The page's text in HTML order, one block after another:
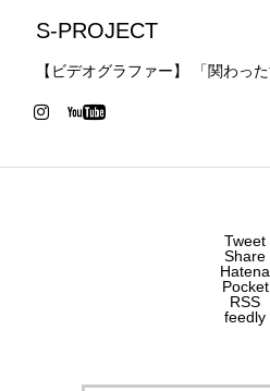
S-PROJECT
【ビデオグラファー】 「関わっ
Tweet
Share
Hatena
Pocket
RSS
feedly